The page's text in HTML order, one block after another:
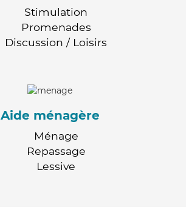
Stimulation
Promenades
Discussion / Loisirs
Aide ménagère
Ménage
Repassage
Lessive